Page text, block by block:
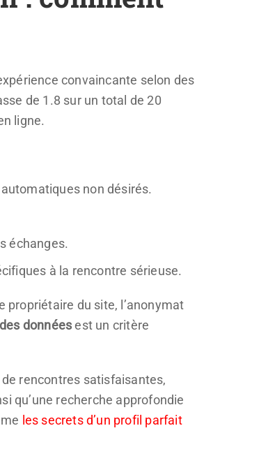
convaincante selon des
de 1.8 sur un total de 20
ligne.
non désirés.
échanges.
à la rencontre sérieuse.
propriétaire du site, l’anonymat
donnéesest un critère
rencontres satisfaisantes,
qu’une recherche approfondie
les secrets d’un profil parfait